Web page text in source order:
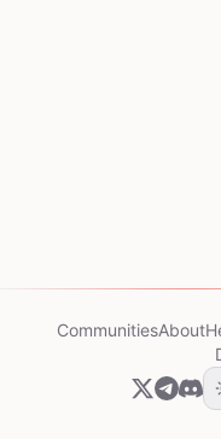
CommunitiesAbout